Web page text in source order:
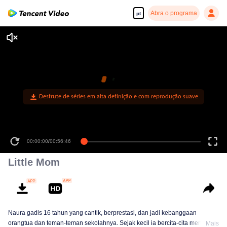
pt Abra o programa
00:00:00/00:56:46
Little Mom
Naura gadis 16 tahun yang cantik, berprestasi, dan jadi kebanggaan
orangtua dan teman-teman sekolahnya. Sejak kecil ia bercita-cita menjadiMais